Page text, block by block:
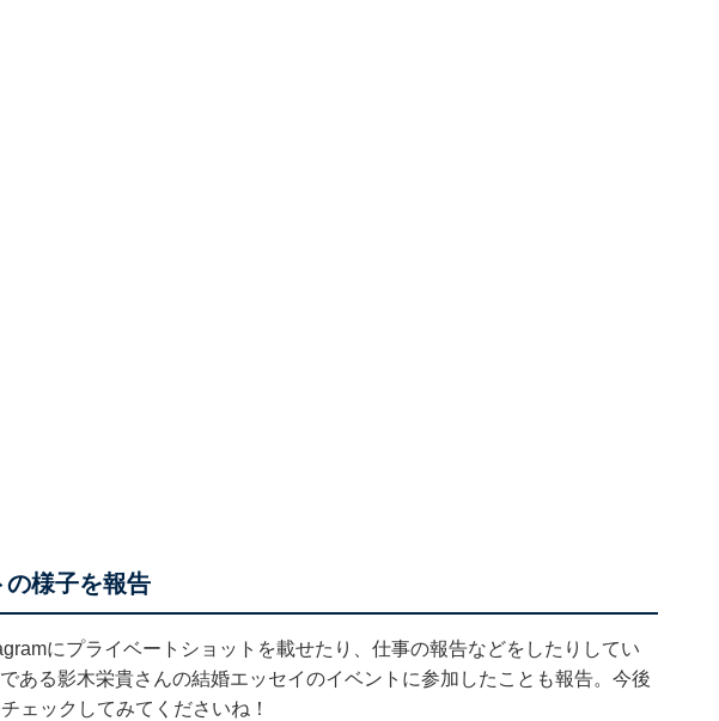
様子を報告
にプライベートショットを載せたり、仕事の報告などをしたりしてい
ある影木栄貴さんの結婚エッセイのイベントに参加したことも報告。今後
ェックしてみてくださいね！